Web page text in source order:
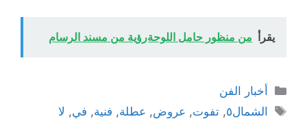
يقرأ من منظور حامل اللوحةرؤية من مسند الرسام
التصنيفات
أخبار الفن
الوسوم
الشمال٥ ,تفوت, عروض, عطلة, فنية, في, لا